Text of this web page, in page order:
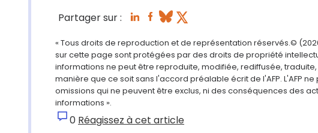
Partager sur :
« Tous droits de reproduction et de représentation réservés.©
sur cette page sont protégées par des droits de propriété
informations ne peut être reproduite, modifiée, rediffusée,
manière que ce soit sans l'accord préalable écrit de l'AFP. L'AFP
omissions qui ne peuvent être exclus, ni des conséquences des
informations ».
0 Réagissez à cet article